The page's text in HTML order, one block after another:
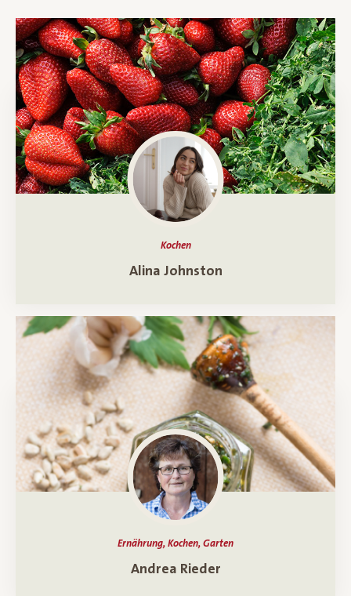
Kochen
Ein Porträt überAlina Johnston
Ernährung, Kochen, Garten
Ein Porträt überAndrea Rieder